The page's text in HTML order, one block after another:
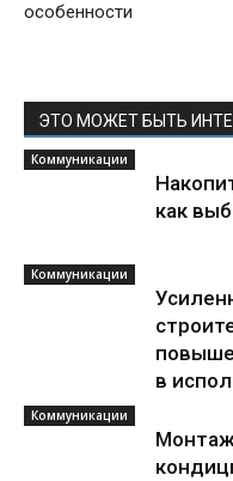
особенности
ЭТО МОЖЕТ БЫТЬ
Коммуникации
как
Коммуникации
в
Коммуникации